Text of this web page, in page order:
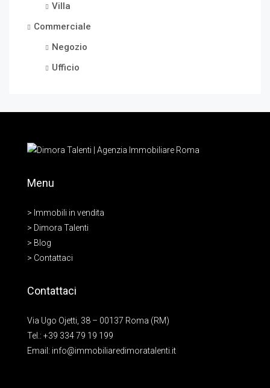
Villa
Commerciale
Negozio
Ufficio
Menu
> Immobili in vendita
> Dimora Talenti
> Blog
> Contattaci
Contattaci
Via Ugo Ojetti, 38 – 00137 Roma (RM)
Tel.: +39 334 79 19 199
Email: info@immobiliaredimoratalenti.it